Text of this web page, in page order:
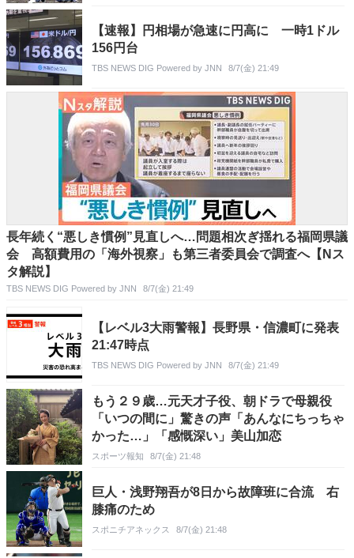
【速報】円相場が急速に円高に 一時1ドル
156円台
TBS NEWS DIG Powered by JNN 8/7(金) 21:49
長年続く“悪しき慣例”見直しへ…問題相次ぎ揺れる福岡県議
会 高額費用の「海外視察」も第三者委員会で調査へ【Nス
タ解説】
TBS NEWS DIG Powered by JNN 8/7(金) 21:49
【レベル3大雨警報】長野県・信濃町に発表
21:47時点
TBS NEWS DIG Powered by JNN 8/7(金) 21:49
もう２９歳…元天才子役、朝ドラで母親役
「いつの間に」驚きの声「あんなにちっちゃ
かった…」「感慨深い」美山加恋
スポーツ報知 8/7(金) 21:48
巨人・浅野翔吾が8日から故障班に合流 右
膝痛のため
スポニチアネックス 8/7(金) 21:48